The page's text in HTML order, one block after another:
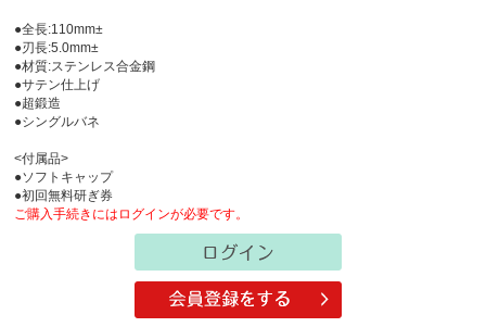
●全長:110mm±
●刃長:5.0mm±
●材質:ステンレス合金鋼
●サテン仕上げ
●超鍛造
●シングルバネ
<付属品>
●ソフトキャップ
●初回無料研ぎ券
ご購入手続きにはログインが必要です。